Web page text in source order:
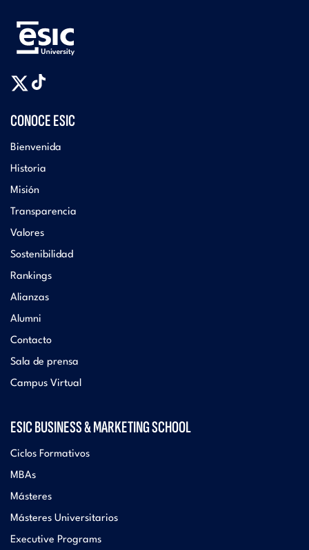
CONOCE ESIC
Bienvenida
Historia
Misión
Transparencia
Valores
Sostenibilidad
Rankings
Alianzas
Alumni
Contacto
Sala de prensa
Campus Virtual
ESIC BUSINESS & MARKETING SCHOOL
Ciclos Formativos
MBAs
Másteres
Másteres Universitarios
Executive Programs